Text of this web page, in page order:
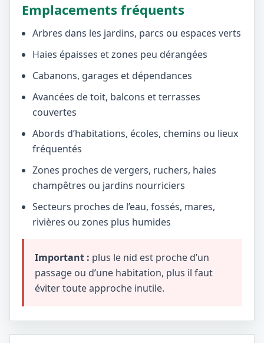
Emplacements fréquents
Arbres dans les jardins, parcs ou espaces verts
Haies épaisses et zones peu dérangées
Cabanons, garages et dépendances
Avancées de toit, balcons et terrasses
couvertes
Abords d’habitations, écoles, chemins ou lieux
fréquentés
Zones proches de vergers, ruchers, haies
champêtres ou jardins nourriciers
Secteurs proches de l’eau, fossés, mares,
rivières ou zones plus humides
Important : plus le nid est proche d’un
passage ou d’une habitation, plus il faut
éviter toute approche inutile.